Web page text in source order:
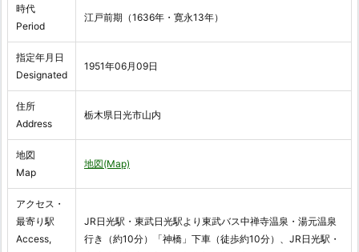
時代
Period
江戸前期（1636年・寛永13年）
指定年月日
Designated
1951年06月09日
住所
Address
栃木県日光市山内
地図
Map
地図(Map)
アクセス・
最寄り駅
Access,
JR日光駅・東武日光駅より東武バス中禅寺温泉・湯元温泉
行き（約10分）「神橋」下車（徒歩約10分）、JR日光駅・